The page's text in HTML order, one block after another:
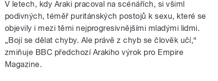
V letech, kdy Araki pracoval na scénářích, si všiml
podivných, téměř puritánských postojů k sexu, které se
objevily i mezi těmi nejprogresivnějšími mladými lidmi.
„Bojí se dělat chyby. Ale právě z chyb se člověk učí,“
zmiňuje BBC předchozí Arakiho výrok pro Empire
Magazine.